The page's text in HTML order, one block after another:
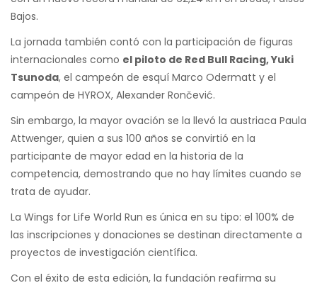
Bajos.
La jornada también contó con la participación de figuras
internacionales como el piloto de Red Bull Racing, Yuki
Tsunoda, el campeón de esquí Marco Odermatt y el
campeón de HYROX, Alexander Rončević.
Sin embargo, la mayor ovación se la llevó la austriaca Paula
Attwenger, quien a sus 100 años se convirtió en la
participante de mayor edad en la historia de la
competencia, demostrando que no hay límites cuando se
trata de ayudar.
La Wings for Life World Run es única en su tipo: el 100% de
las inscripciones y donaciones se destinan directamente a
proyectos de investigación científica.
Con el éxito de esta edición, la fundación reafirma su